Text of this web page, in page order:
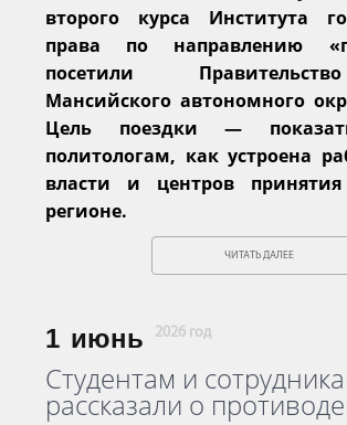
второго курса Института
права по направлению
посетили
Мансийского автономного
Цель поездки —
политологам, как устроена
власти и центров
регионе.
ЧИТАТЬ ДАЛЕЕ
1 июнь 2026 год
Студентам и
рассказали о